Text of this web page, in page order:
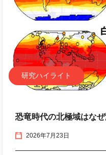
研究ハイライト
恐竜時代の北極域はな
2026年7月23日